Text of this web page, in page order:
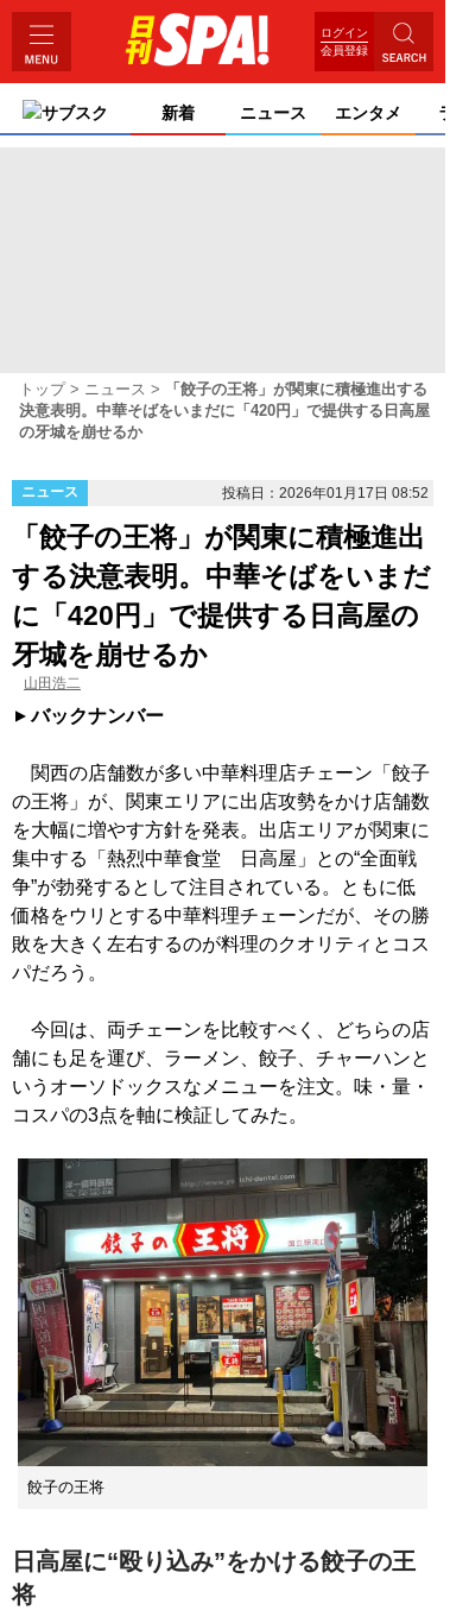
ログイン
会員登録
サブスク 新着 ニュース エンタメ
トップ ニュース
「餃子の王将」が関東に積極進出する
決意表明。中華そばをいまだに「420円」で提供する日高屋
の牙城を崩せるか
ニュース 投稿日：2026年01月17日 08:52
「餃子の王将」が関東に積極進出
する決意表明。中華そばをいまだ
に「420円」で提供する日高屋の
牙城を崩せるか
山田浩二
バックナンバー
関西の店舗数が多い中華料理店チェーン「餃子
の王将」が、関東エリアに出店攻勢をかけ店舗数
を大幅に増やす方針を発表。出店エリアが関東に
集中する「熱烈中華食堂 日高屋」との“全面戦
争”が勃発するとして注目されている。ともに低
価格をウリとする中華料理チェーンだが、その勝
敗を大きく左右するのが料理のクオリティとコス
パだろう。
今回は、両チェーンを比較すべく、どちらの店
舗にも足を運び、ラーメン、餃子、チャーハンと
いうオーソドックスなメニューを注文。味・量・
コスパの3点を軸に検証してみた。
餃子の王将
日高屋に“殴り込み”をかける餃子の王
将